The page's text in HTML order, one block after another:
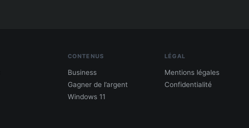
CONTENUS
Business
Gagner de l’argent
Windows 11
LÉGAL
Mentions légales
Confidentialité